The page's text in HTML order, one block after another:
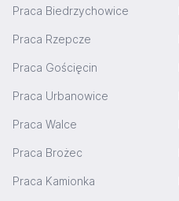
Praca Biedrzychowice
Praca Rzepcze
Praca Gościęcin
Praca Urbanowice
Praca Walce
Praca Brożec
Praca Kamionka